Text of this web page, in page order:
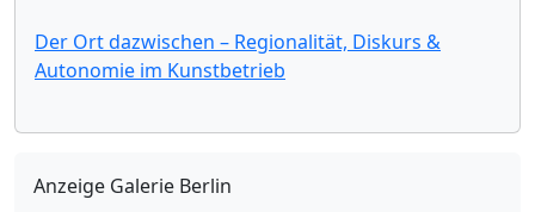
Der Ort dazwischen – Regionalität, Diskurs &
Autonomie im Kunstbetrieb
Anzeige Galerie Berlin